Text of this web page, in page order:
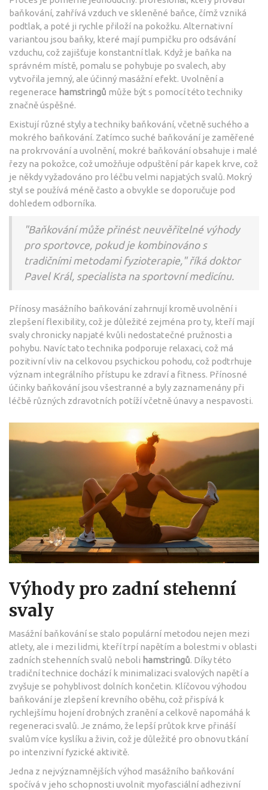
baňkování, zahřívá vzduch ve skleněné baňce, čímž vzniká
podtlak, a poté ji rychle přiloží na pokožku. Alternativní
variantou jsou baňky, které mají pumpičku pro odsávání
vzduchu, což zajišťuje konstantní tlak. Když je baňka na
správném místě, pomalu se pohybuje po svalech, aby
vytvořila jemný, ale účinný masážní efekt. Uvolnění a
regenerace hamstringů může být s pomocí této techniky
značně úspěšné.
Existují různé styly a techniky baňkování, včetně suchého a
mokrého baňkování. Zatímco suché baňkování je zaměřené
na prokrvování a uvolnění, mokré baňkování obsahuje i malé
řezy na pokožce, což umožňuje odpuštění pár kapek krve, což
je někdy vyžadováno pro léčbu velmi napjatých svalů. Mokrý
styl se používá méně často a obvykle se doporučuje pod
dohledem odborníka.
"Baňkování může přinést neuvěřitelné výhody
pro sportovce, pokud je kombinováno s
tradičními metodami fyzioterapie," říká doktor
Pavel Král, specialista na sportovní medicínu.
Přínosy masážního baňkování zahrnují kromě uvolnění i
zlepšení flexibility, což je důležité zejména pro ty, kteří mají
svaly chronicky napjaté kvůli nedostatečné pružnosti a
pohybu. Navíc tato technika podporuje relaxaci, což má
pozitivní vliv na celkovou psychickou pohodu, což podtrhuje
význam integrálního přístupu ke zdraví a fitness. Přínosné
účinky baňkování jsou všestranné a byly zaznamenány při
léčbě různých zdravotních potíží včetně únavy a nespavosti.
Výhody pro zadní stehenní
svaly
Masážní baňkování se stalo populární metodou nejen mezi
atlety, ale i mezi lidmi, kteří trpí napětím a bolestmi v oblasti
zadních stehenních svalů neboli hamstringů. Díky této
tradiční technice dochází k minimalizaci svalových napětí a
zvyšuje se pohyblivost dolních končetin. Klíčovou výhodou
baňkování je zlepšení krevního oběhu, což přispívá k
rychlejšímu hojení drobných zranění a celkově napomáhá k
regeneraci svalů. Je známo, že lepší průtok krve přináší
svalům více kyslíku a živin, což je důležité pro obnovu tkání
po intenzivní fyzické aktivitě.
Jedna z nejvýznamnějších výhod masážního baňkování
spočívá v jeho schopnosti uvolnit myofasciální adhezivní